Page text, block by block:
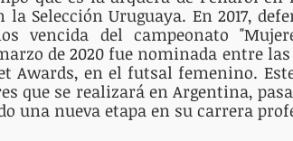
Selección Uruguaya. En 2017,
vencida del campeonato
de 2020 fue nominada entre
Awards, en el futsal femenino.
que se realizará en Argentina,
una nueva etapa en su carrera